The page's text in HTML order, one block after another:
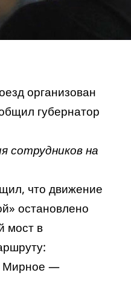
организован
губернатор
сотрудников на
, что движение
остановлено
мост в
Мирное —